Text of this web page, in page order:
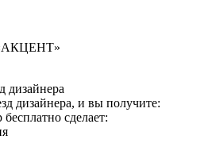
«АКЦЕНТ»
дизайнера
дизайнера, и вы получите:
сделает: